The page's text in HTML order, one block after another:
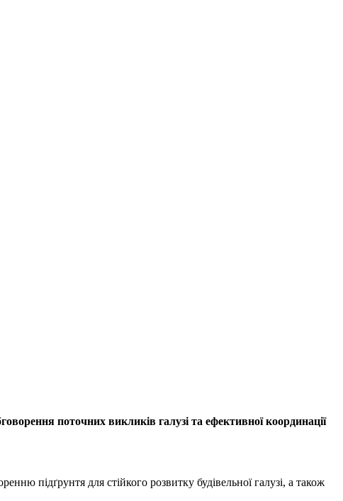
поточних викликів галузі та ефективної координації
підґрунтя для стійкого розвитку будівельної галузі, а також